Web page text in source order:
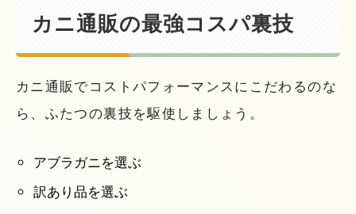
カニ通販の最強コスパ裏技
カニ通販でコストパフォーマンスにこだわるのな
ら、ふたつの裏技を駆使しましょう。
アブラガニを選ぶ
訳あり品を選ぶ